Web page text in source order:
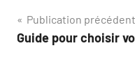
Navigation
de
Publication
Guide pour choisir